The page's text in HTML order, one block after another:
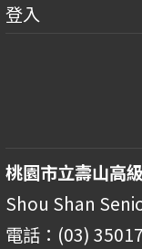
登入
桃園市立壽山高
Shou Shan
電話：(03)